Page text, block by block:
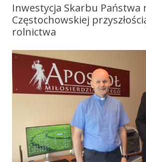
Inwestycja Skarbu Państwa
Częstochowskiej
rolnictwa